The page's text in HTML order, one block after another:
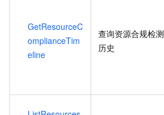
GetResourceC
omplianceTim
eline
查询资源合规检测
历史